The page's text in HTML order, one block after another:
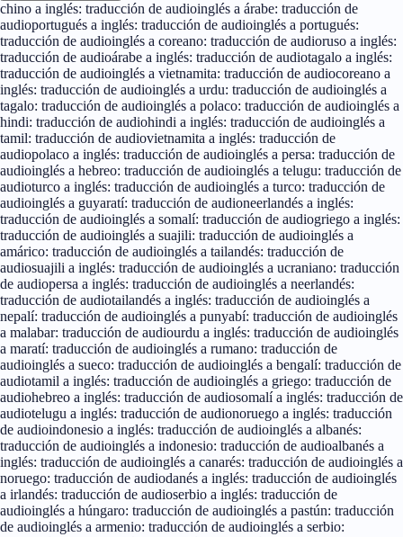
chino a inglés: traducción de audioinglés a árabe: traducción de
audioportugués a inglés: traducción de audioinglés a portugués:
traducción de audioinglés a coreano: traducción de audioruso a inglés:
traducción de audioárabe a inglés: traducción de audiotagalo a inglés:
traducción de audioinglés a vietnamita: traducción de audiocoreano a
inglés: traducción de audioinglés a urdu: traducción de audioinglés a
tagalo: traducción de audioinglés a polaco: traducción de audioinglés a
hindi: traducción de audiohindi a inglés: traducción de audioinglés a
tamil: traducción de audiovietnamita a inglés: traducción de
audiopolaco a inglés: traducción de audioinglés a persa: traducción de
audioinglés a hebreo: traducción de audioinglés a telugu: traducción de
audioturco a inglés: traducción de audioinglés a turco: traducción de
audioinglés a guyaratí: traducción de audioneerlandés a inglés:
traducción de audioinglés a somalí: traducción de audiogriego a inglés:
traducción de audioinglés a suajili: traducción de audioinglés a
amárico: traducción de audioinglés a tailandés: traducción de
audiosuajili a inglés: traducción de audioinglés a ucraniano: traducción
de audiopersa a inglés: traducción de audioinglés a neerlandés:
traducción de audiotailandés a inglés: traducción de audioinglés a
nepalí: traducción de audioinglés a punyabí: traducción de audioinglés
a malabar: traducción de audiourdu a inglés: traducción de audioinglés
a maratí: traducción de audioinglés a rumano: traducción de
audioinglés a sueco: traducción de audioinglés a bengalí: traducción de
audiotamil a inglés: traducción de audioinglés a griego: traducción de
audiohebreo a inglés: traducción de audiosomalí a inglés: traducción de
audiotelugu a inglés: traducción de audionoruego a inglés: traducción
de audioindonesio a inglés: traducción de audioinglés a albanés:
traducción de audioinglés a indonesio: traducción de audioalbanés a
inglés: traducción de audioinglés a canarés: traducción de audioinglés a
noruego: traducción de audiodanés a inglés: traducción de audioinglés
a irlandés: traducción de audioserbio a inglés: traducción de
audioinglés a húngaro: traducción de audioinglés a pastún: traducción
de audioinglés a armenio: traducción de audioinglés a serbio: